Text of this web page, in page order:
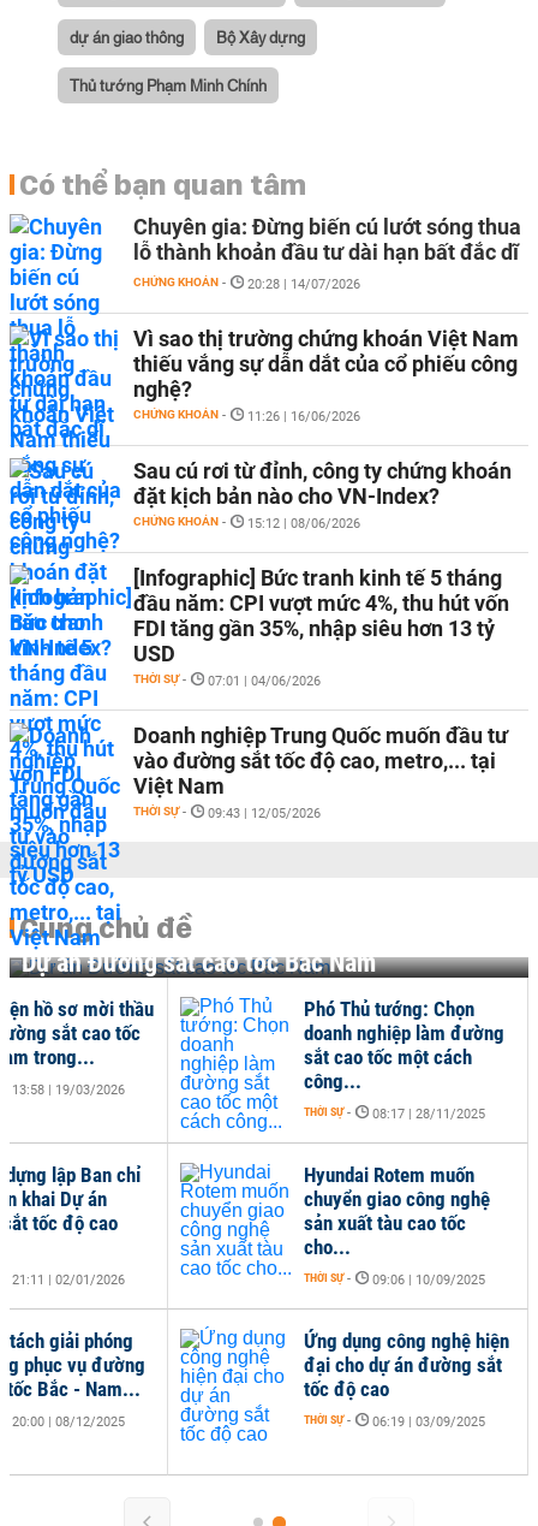
dự án giao thông Bộ Xây dựng
Thủ tướng Phạm Minh Chính
Có thể bạn quan tâm
Chuyên gia: Đừng biến cú lướt sóng thua
lỗ thành khoản đầu tư dài hạn bất đắc dĩ
CHỨNG KHOÁN - 20:28 | 14/07/2026
Vì sao thị trường chứng khoán Việt Nam
thiếu vắng sự dẫn dắt của cổ phiếu công
nghệ?
CHỨNG KHOÁN - 11:26 | 16/06/2026
Sau cú rơi từ đỉnh, công ty chứng khoán
đặt kịch bản nào cho VN-Index?
CHỨNG KHOÁN - 15:12 | 08/06/2026
[Infographic] Bức tranh kinh tế 5 tháng
đầu năm: CPI vượt mức 4%, thu hút vốn
FDI tăng gần 35%, nhập siêu hơn 13 tỷ
USD
THỜI SỰ - 07:01 | 04/06/2026
Doanh nghiệp Trung Quốc muốn đầu tư
vào đường sắt tốc độ cao, metro,... tại
Việt Nam
THỜI SỰ - 09:43 | 12/05/2026
Cùng chủ đề
Dự án Đường sắt cao tốc Bắc Nam
hồ sơ mời thầu
sắt cao tốc
trong...
13:58 | 19/03/2026
dựng lập Ban chỉ
khai Dự án
tốc độ cao
21:11 | 02/01/2026
tách giải phóng
phục vụ đường
tốc Bắc - Nam...
20:00 | 08/12/2025
Phó Thủ tướng: Chọn
doanh nghiệp làm đường
sắt cao tốc một cách
công...
THỜI SỰ - 08:17 | 28/11/2025
Hyundai Rotem muốn
chuyển giao công nghệ
sản xuất tàu cao tốc
cho...
THỜI SỰ - 09:06 | 10/09/2025
Ứng dụng công nghệ hiện
đại cho dự án đường sắt
tốc độ cao
THỜI SỰ - 06:19 | 03/09/2025